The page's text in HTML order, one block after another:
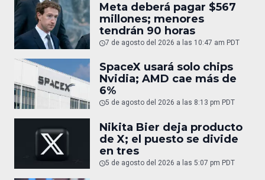
Meta deberá pagar $567
millones; menores
tendrán 90 horas
7 de agosto del 2026 a las 10:47 am PDT
SpaceX usará solo chips
Nvidia; AMD cae más de
6%
5 de agosto del 2026 a las 8:13 pm PDT
Nikita Bier deja producto
de X; el puesto se divide
en tres
5 de agosto del 2026 a las 5:07 pm PDT